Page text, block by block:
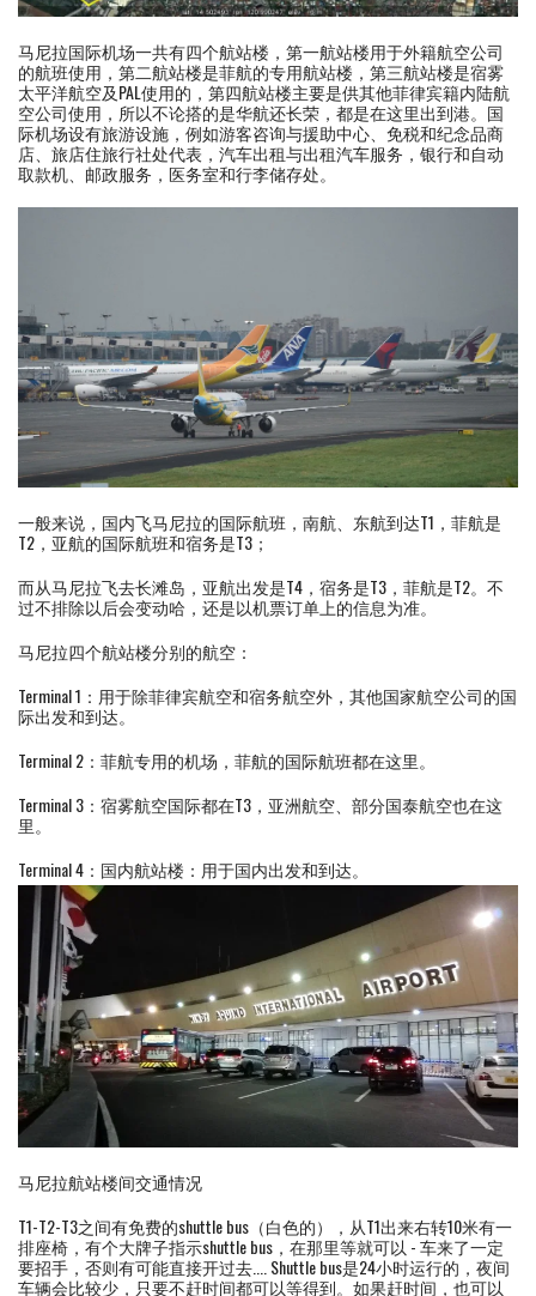
马尼拉国际机场一共有四个航站楼，第一航站楼用于外籍航空公司
的航班使用，第二航站楼是菲航的专用航站楼，第三航站楼是宿雾
太平洋航空及PAL使用的，第四航站楼主要是供其他菲律宾籍内陆航
空公司使用，所以不论搭的是华航还长荣，都是在这里出到港。国
际机场设有旅游设施，例如游客咨询与援助中心、免税和纪念品商
店、旅店住旅行社处代表，汽车出租与出租汽车服务，银行和自动
取款机、邮政服务，医务室和行李储存处。
一般来说，国内飞马尼拉的国际航班，南航、东航到达T1，菲航是
T2，亚航的国际航班和宿务是T3；
而从马尼拉飞去长滩岛，亚航出发是T4，宿务是T3，菲航是T2。不
过不排除以后会变动哈，还是以机票订单上的信息为准。
马尼拉四个航站楼分别的航空：
Terminal 1：用于除菲律宾航空和宿务航空外，其他国家航空公司的国
际出发和到达。
Terminal 2：菲航专用的机场，菲航的国际航班都在这里。
Terminal 3：宿雾航空国际都在T3，亚洲航空、部分国泰航空也在这
里。
Terminal 4：国内航站楼：用于国内出发和到达。
马尼拉航站楼间交通情况
T1-T2-T3之间有免费的shuttle bus（白色的），从T1出来右转10米有一
排座椅，有个大牌子指示shuttle bus，在那里等就可以 - 车来了一定
要招手，否则有可能直接开过去.... Shuttle bus是24小时运行的，夜间
车辆会比较少，只要不赶时间都可以等得到。如果赶时间，也可以